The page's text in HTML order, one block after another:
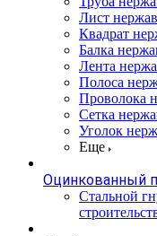
Лист
Квадрат
Балка
Лента
Полоса
Проволока
Сетка
Уголок
Еще
Оцинкованный
Стальной